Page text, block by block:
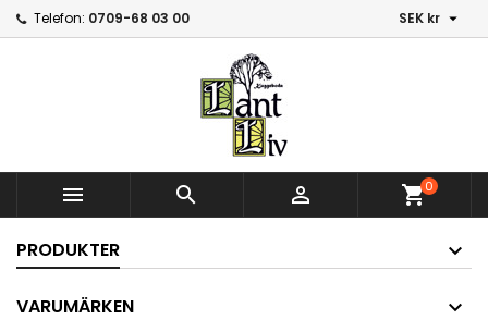
Telefon: 0709-68 03 00 SEK kr 
   shopping_cart0
PRODUKTER
VARUMÄRKEN